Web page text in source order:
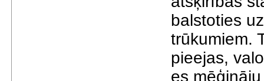
balstoties
trūkumiem.
pieejas,
es